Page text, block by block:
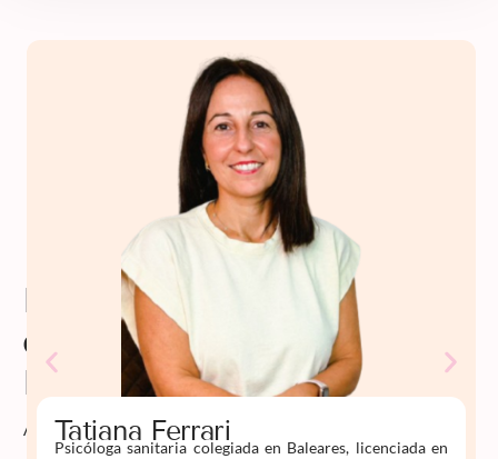
Profesorado
de
Psiko
Aprende
Tatiana Ferrari
Psicóloga sanitaria colegiada en Baleares, licenciada en